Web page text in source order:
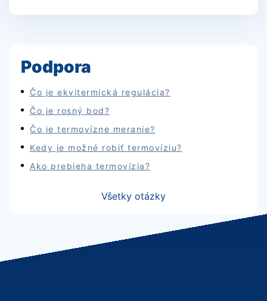
Podpora
Čo je ekvitermická regulácia?
Čo je rosný bod?
Čo je termovízne meranie?
Kedy je možné robiť termovíziu?
Ako prebieha termovízia?
Všetky otázky